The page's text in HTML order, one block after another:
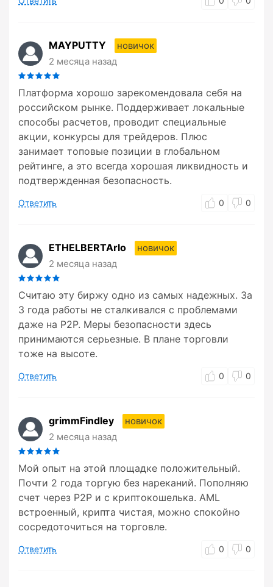
MAYPUTTY
новичок
2 месяца назад
Платформа хорошо зарекомендовала себя на
российском рынке. Поддерживает локальные
способы расчетов, проводит специальные
акции, конкурсы для трейдеров. Плюс
занимает топовые позиции в глобальном
рейтинге, а это всегда хорошая ликвидность и
подтвержденная безопасность.
Ответить 0 0
ETHELBERTArlo
новичок
2 месяца назад
Считаю эту биржу одно из самых надежных. За
3 года работы не сталкивался с проблемами
даже на P2P. Меры безопасности здесь
принимаются серьезные. В плане торговли
тоже на высоте.
Ответить 0 0
grimmFindley
новичок
2 месяца назад
Мой опыт на этой площадке положительный.
Почти 2 года торгую без нареканий. Пополняю
счет через P2P и с криптокошелька. AML
встроенный, крипта чистая, можно спокойно
сосредоточиться на торговле.
Ответить 0 0